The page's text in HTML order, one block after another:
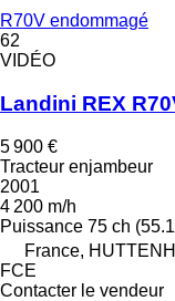
R70V endommagé
62
VIDÉO
Landini REX
5 900 €
Tracteur enjambeur
2001
4 200 m/h
Puissance 75 ch
France,
FCE
Contacter le vendeur